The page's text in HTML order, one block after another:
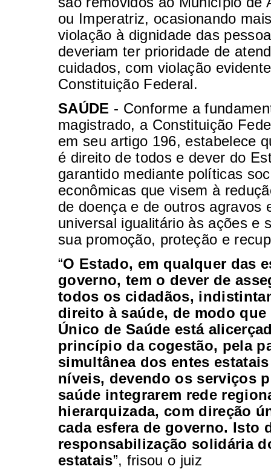
ou Imperatriz, ocasionando
violação à dignidade das
deveriam ter prioridade de
cuidados, com violação
Constituição Federal.
SAÚDE - Conforme a
magistrado, a Constituição
em seu artigo 196, estabelece
é direito de todos e dever do
garantido mediante políticas
econômicas que visem à
de doença e de outros agravos
universal igualitário às ações e
sua promoção, proteção e
“O Estado, em qualquer das
governo, tem o dever de
todos os cidadãos,
direito à saúde, de modo que
Único de Saúde está
princípio da cogestão, pela
simultânea dos entes
níveis, devendo os serviços
saúde integrarem rede
hierarquizada, com direção
cada esfera de governo. Isto
responsabilização solidária
estatais”, frisou o juiz